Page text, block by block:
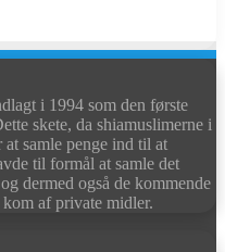
i 1994 som den første
skete, da shiamuslimerne i
samle penge ind til at
til formål at samle det
dermed også de kommende
af private midler.